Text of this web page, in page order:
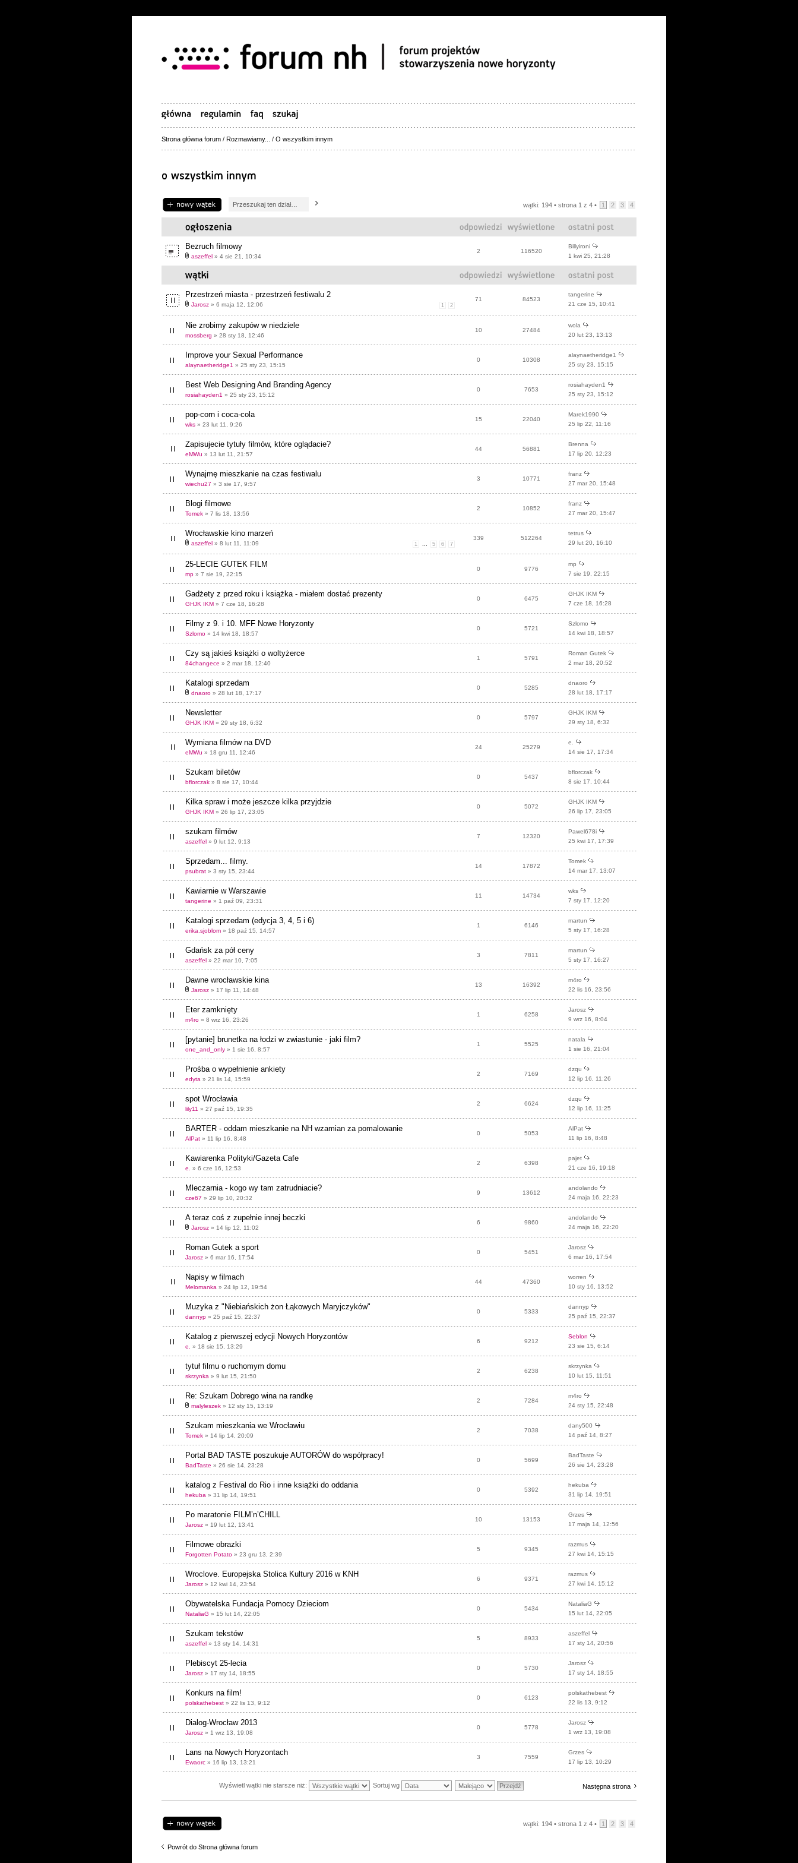
Strona główna forum / Rozmawiamy... / O wszystkim innym
Napisz wątek wątki: 194 • strona 1 z 4 • 1 2 3 4
Bezruch filmowy
aszeffel » 4 sie 21, 10:34
2 116520
Billyironi
1 kwi 25, 21:28
Przestrzeń miasta - przestrzeń festiwalu 2
1 2
Jarosz » 6 maja 12, 12:06
71 84523
tangerine
21 cze 15, 10:41
Nie zrobimy zakupów w niedziele
mossberg » 28 sty 18, 12:46
10 27484
wola
20 lut 23, 13:13
Improve your Sexual Performance
alaynaetheridge1 » 25 sty 23, 15:15
0 10308
alaynaetheridge1
25 sty 23, 15:15
Best Web Designing And Branding Agency
rosiahayden1 » 25 sty 23, 15:12
0 7653
rosiahayden1
25 sty 23, 15:12
pop-corn i coca-cola
wks » 23 lut 11, 9:26
15 22040
Marek1990
25 lip 22, 11:16
Zapisujecie tytuły filmów, które oglądacie?
eMWu » 13 lut 11, 21:57
44 56881
Brenna
17 lip 20, 12:23
Wynajmę mieszkanie na czas festiwalu
wiechu27 » 3 sie 17, 9:57
3 10771
franz
27 mar 20, 15:48
Blogi filmowe
Tomek » 7 lis 18, 13:56
2 10852
franz
27 mar 20, 15:47
Wrocławskie kino marzeń
1 ... 5 6 7
aszeffel » 8 lut 11, 11:09
339 512264
tetrus
29 lut 20, 16:10
25-LECIE GUTEK FILM
mp » 7 sie 19, 22:15
0 9776
mp
7 sie 19, 22:15
Gadżety z przed roku i książka - miałem dostać prezenty
GHJK IKM » 7 cze 18, 16:28
0 6475
GHJK IKM
7 cze 18, 16:28
Filmy z 9. i 10. MFF Nowe Horyzonty
Szlomo » 14 kwi 18, 18:57
0 5721
Szlomo
14 kwi 18, 18:57
Czy są jakieś książki o woltyżerce
84changece » 2 mar 18, 12:40
1 5791
Roman Gutek
2 mar 18, 20:52
Katalogi sprzedam
dnaoro » 28 lut 18, 17:17
0 5285
dnaoro
28 lut 18, 17:17
Newsletter
GHJK IKM » 29 sty 18, 6:32
0 5797
GHJK IKM
29 sty 18, 6:32
Wymiana filmów na DVD
eMWu » 18 gru 11, 12:46
24 25279
e.
14 sie 17, 17:34
Szukam biletów
bflorczak » 8 sie 17, 10:44
0 5437
bflorczak
8 sie 17, 10:44
Kilka spraw i może jeszcze kilka przyjdzie
GHJK IKM » 26 lip 17, 23:05
0 5072
GHJK IKM
26 lip 17, 23:05
szukam filmów
aszeffel » 9 lut 12, 9:13
7 12320
Pawel678i
25 kwi 17, 17:39
Sprzedam... filmy.
psubrat » 3 sty 15, 23:44
14 17872
Tomek
14 mar 17, 13:07
Kawiarnie w Warszawie
tangerine » 1 paź 09, 23:31
11 14734
wks
7 sty 17, 12:20
Katalogi sprzedam (edycja 3, 4, 5 i 6)
erika.sjoblom » 18 paź 15, 14:57
1 6146
martun
5 sty 17, 16:28
Gdańsk za pół ceny
aszeffel » 22 mar 10, 7:05
3 7811
martun
5 sty 17, 16:27
Dawne wrocławskie kina
Jarosz » 17 lip 11, 14:48
13 16392
m4ro
22 lis 16, 23:56
Eter zamknięty
m4ro » 8 wrz 16, 23:26
1 6258
Jarosz
9 wrz 16, 8:04
[pytanie] brunetka na łodzi w zwiastunie - jaki film?
one_and_only » 1 sie 16, 8:57
1 5525
natala
1 sie 16, 21:04
Prośba o wypełnienie ankiety
edyta » 21 lis 14, 15:59
2 7169
dzqu
12 lip 16, 11:26
spot Wrocławia
lily11 » 27 paź 15, 19:35
2 6624
dzqu
12 lip 16, 11:25
BARTER - oddam mieszkanie na NH wzamian za pomalowanie
AlPat » 11 lip 16, 8:48
0 5053
AlPat
11 lip 16, 8:48
Kawiarenka Polityki/Gazeta Cafe
e. » 6 cze 16, 12:53
2 6398
pajet
21 cze 16, 19:18
Mleczarnia - kogo wy tam zatrudniacie?
cze67 » 29 lip 10, 20:32
9 13612
andolando
24 maja 16, 22:23
A teraz coś z zupełnie innej beczki
Jarosz » 14 lip 12, 11:02
6 9860
andolando
24 maja 16, 22:20
Roman Gutek a sport
Jarosz » 6 mar 16, 17:54
0 5451
Jarosz
6 mar 16, 17:54
Napisy w filmach
Melomanka » 24 lip 12, 19:54
44 47360
worren
10 sty 16, 13:52
Muzyka z "Niebiańskich żon Łąkowych Maryjczyków"
dannyp » 25 paź 15, 22:37
0 5333
dannyp
25 paź 15, 22:37
Katalog z pierwszej edycji Nowych Horyzontów
e. » 18 sie 15, 13:29
6 9212
Seblon
23 sie 15, 6:14
tytuł filmu o ruchomym domu
skrzynka » 9 lut 15, 21:50
2 6238
skrzynka
10 lut 15, 11:51
Re: Szukam Dobrego wina na randkę
malyleszek » 12 sty 15, 13:19
2 7284
m4ro
24 sty 15, 22:48
Szukam mieszkania we Wrocławiu
Tomek » 14 lip 14, 20:09
2 7038
dany500
14 paź 14, 8:27
Portal BAD TASTE poszukuje AUTORÓW do współpracy!
BadTaste » 26 sie 14, 23:28
0 5699
BadTaste
26 sie 14, 23:28
katalog z Festival do Rio i inne książki do oddania
hekuba » 31 lip 14, 19:51
0 5392
hekuba
31 lip 14, 19:51
Po maratonie FILM’n’CHILL
Jarosz » 19 lut 12, 13:41
10 13153
Grzes
17 maja 14, 12:56
Filmowe obrazki
Forgotten Potato » 23 gru 13, 2:39
5 9345
razmus
27 kwi 14, 15:15
Wroclove. Europejska Stolica Kultury 2016 w KNH
Jarosz » 12 kwi 14, 23:54
6 9371
razmus
27 kwi 14, 15:12
Obywatelska Fundacja Pomocy Dzieciom
NataliaG » 15 lut 14, 22:05
0 5434
NataliaG
15 lut 14, 22:05
Szukam tekstów
aszeffel » 13 sty 14, 14:31
5 8933
aszeffel
17 sty 14, 20:56
Plebiscyt 25-lecia
Jarosz » 17 sty 14, 18:55
0 5730
Jarosz
17 sty 14, 18:55
Konkurs na film!
polskathebest » 22 lis 13, 9:12
0 6123
polskathebest
22 lis 13, 9:12
Dialog-Wrocław 2013
Jarosz » 1 wrz 13, 19:08
0 5778
Jarosz
1 wrz 13, 19:08
Lans na Nowych Horyzontach
Ewaorc » 16 lip 13, 13:21
3 7559
Grzes
17 lip 13, 10:29
Następna strona
Wyświetl wątki nie starsze niż: Sortuj wg
Napisz wątek wątki: 194 • strona 1 z 4 • 1 2 3 4
Powrót do Strona główna forum